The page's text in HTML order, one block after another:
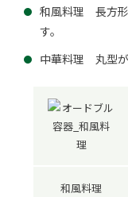
和風料理 長方形
す。
中華料理 丸型が
和風料理